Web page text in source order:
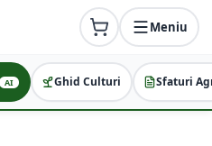
Meniu
AI Ghid Culturi Sfaturi